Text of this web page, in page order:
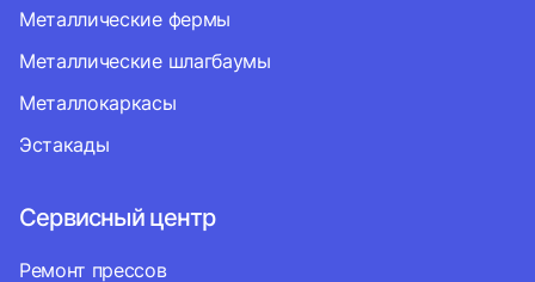
Металлические фермы
Металлические шлагбаумы
Металлокаркасы
Эстакады
Сервисный центр
Ремонт прессов